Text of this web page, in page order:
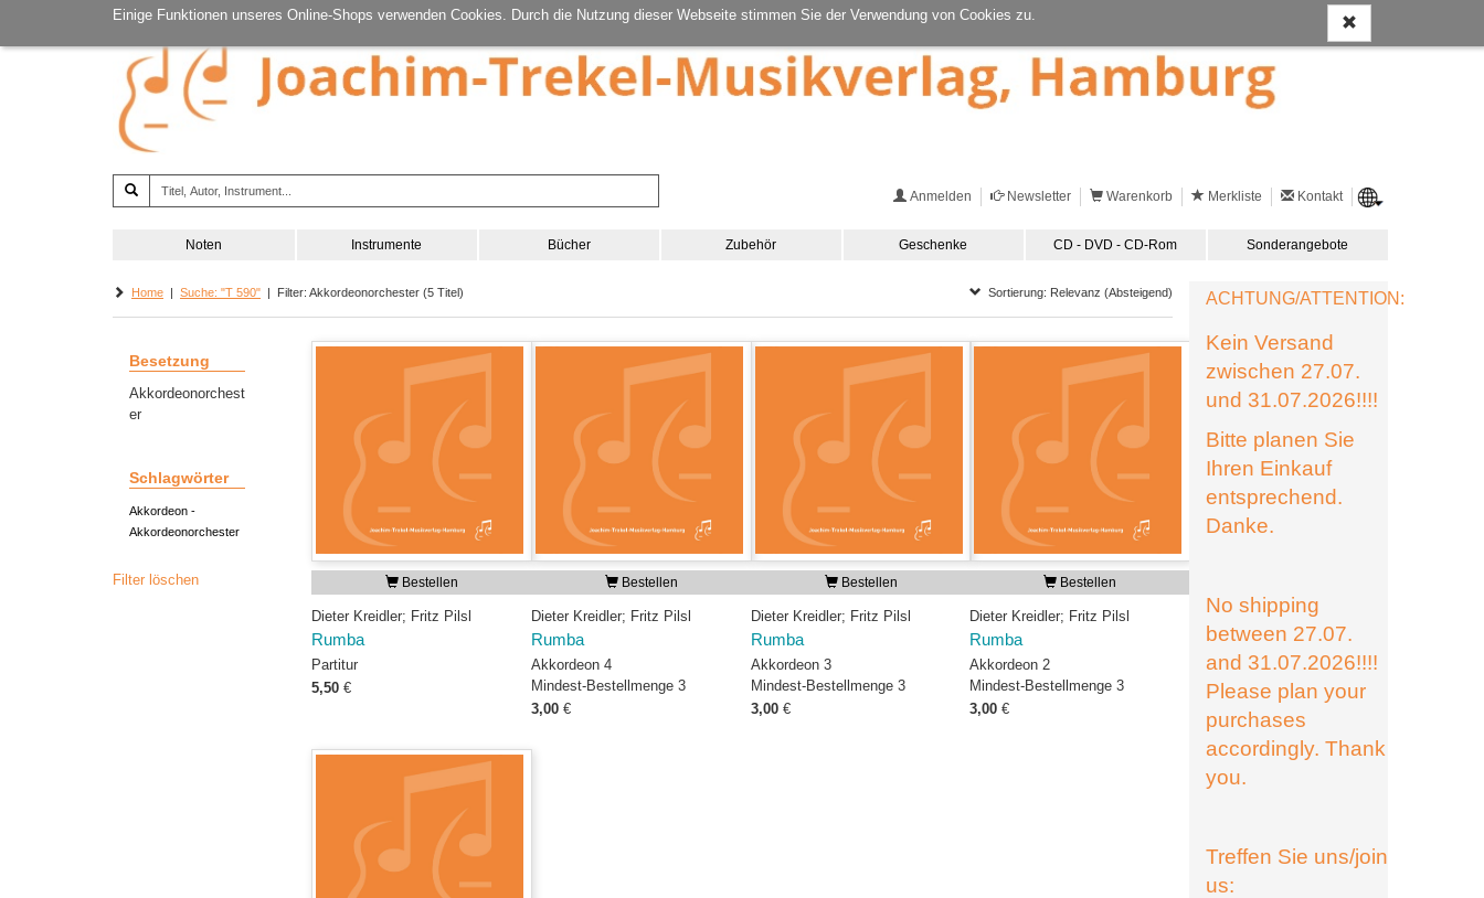
Einige Funktionen unseres Online-Shops verwenden Cookies. Durch die Nutzung dieser Webseite stimmen Sie der Verwendung von Cookies zu.
Anmelden Newsletter Warenkorb Merkliste Kontakt
Noten Instrumente Bücher Zubehör Geschenke CD - DVD - CD-Rom Sonderangebote
Home | Suche: "T 590" | Filter: Akkordeonorchester (5 Titel) Sortierung: Relevanz (Absteigend)
Besetzung
Akkordeonorchest
er
Schlagwörter
Akkordeon -
Akkordeonorchester
Filter löschen Bestellen
Dieter Kreidler; Fritz Pilsl
Rumba
Partitur
5,50 €
Bestellen
Dieter Kreidler; Fritz Pilsl
Rumba
Akkordeon 4
Mindest-Bestellmenge 3
3,00 €
Bestellen
Dieter Kreidler; Fritz Pilsl
Rumba
Akkordeon 3
Mindest-Bestellmenge 3
3,00 €
Bestellen
Dieter Kreidler; Fritz Pilsl
Rumba
Akkordeon 2
Mindest-Bestellmenge 3
3,00€
ACHTUNG/ATTENTION:
Kein Versand
zwischen 27.07.
und 31.07.2026!!!!
Bitte planen Sie
Ihren Einkauf
entsprechend.
Danke.
No shipping
between 27.07.
and 31.07.2026!!!!
Please plan your
purchases
accordingly. Thank
you.
Treffen Sie uns/join
us: